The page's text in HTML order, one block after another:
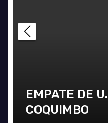
EMPATE DE
COQUIMBO